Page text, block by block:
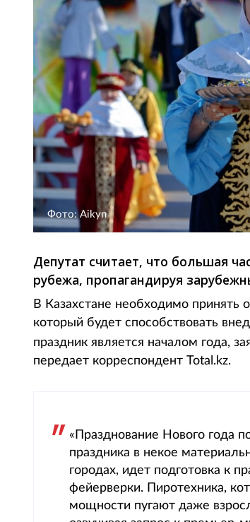
Фото: Aikyn
Депутат считает, что большая
рубежа, пропагандируя
В Казахстане необходимо
который будет способствовать
праздник является началом года,
передает корреспондент Total.kz.
«Празднование Нового года
праздника в некое
городах, идет подготовка к
фейерверки. Пиротехника,
мощности пугают даже